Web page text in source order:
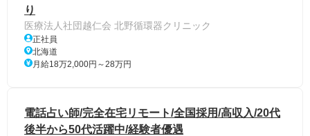
り
医療法人社団越仁会 北野循環器クリニック
正社員
北海道
月給18万2,000円～28万円
電話占い師/完全在宅リモート/全国採用/高収入/20代
後半から50代活躍中/経験者優遇